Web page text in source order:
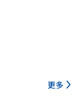
更多